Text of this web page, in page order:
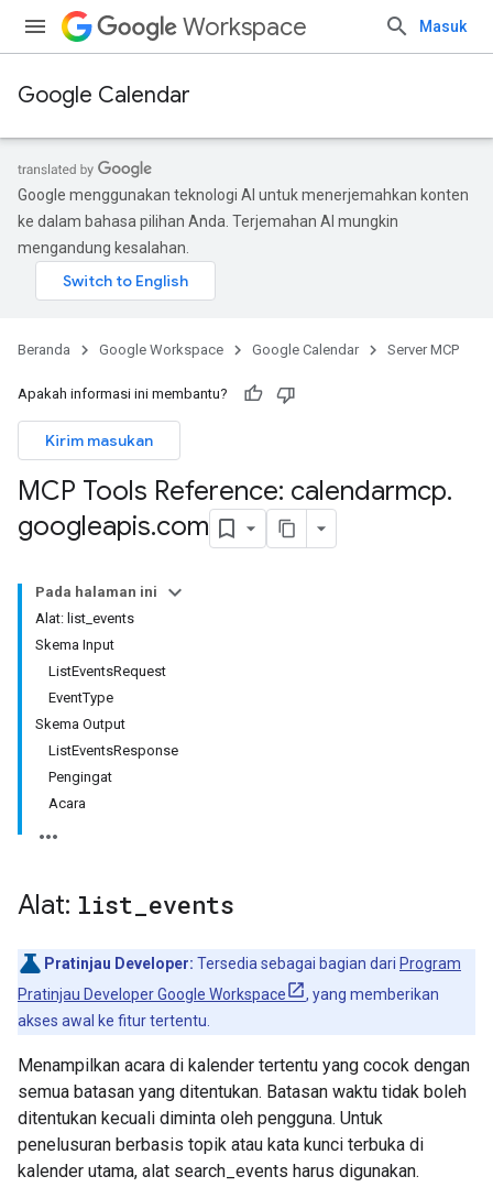
Workspace Masuk
Google Calendar
Google menggunakan teknologi AI untuk menerjemahkan konten
ke dalam bahasa pilihan Anda. Terjemahan AI mungkin
mengandung kesalahan.
Beranda Google Workspace Google Calendar Server MCP
Apakah informasi ini membantu?
Kirim masukan
MCP Tools Reference: calendarmcp.
googleapis.com
Pada halaman ini
Alat: list_events
Skema Input
ListEventsRequest
EventType
Skema Output
ListEventsResponse
Pengingat
Acara
Alat: list events
Pratinjau Developer: Tersedia sebagai bagian dari Program
Pratinjau Developer Google Workspace
, yang memberikan
akses awal ke fitur tertentu.
Menampilkan acara di kalender tertentu yang cocok dengan
semua batasan yang ditentukan. Batasan waktu tidak boleh
ditentukan kecuali diminta oleh pengguna. Untuk
penelusuran berbasis topik atau kata kunci terbuka di
kalender utama, alat search_events harus digunakan.